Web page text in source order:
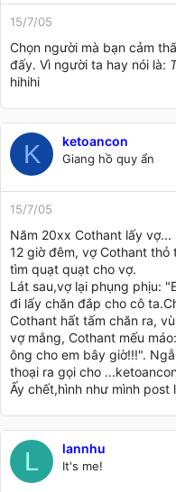
15/7/05
Chọn người mà bạn cảm
đấy. Vì người ta hay nói là:
hihihi
K ketoancon
Giang hồ quy ẩn
15/7/05
Năm 20xx Cothant lấy vợ...
12 giờ đêm, vợ Cothant thỏ
tìm quạt quạt cho vợ.
Lát sau,vợ lại phụng phịu:
đi lấy chăn đắp cho cô
Cothant hất tấm chăn ra,
vợ mắng, Cothant mếu
ông cho em bây giờ!!!".
thoại ra gọi cho
Ấy chết,hình như mình post
L lannhu
It's me!